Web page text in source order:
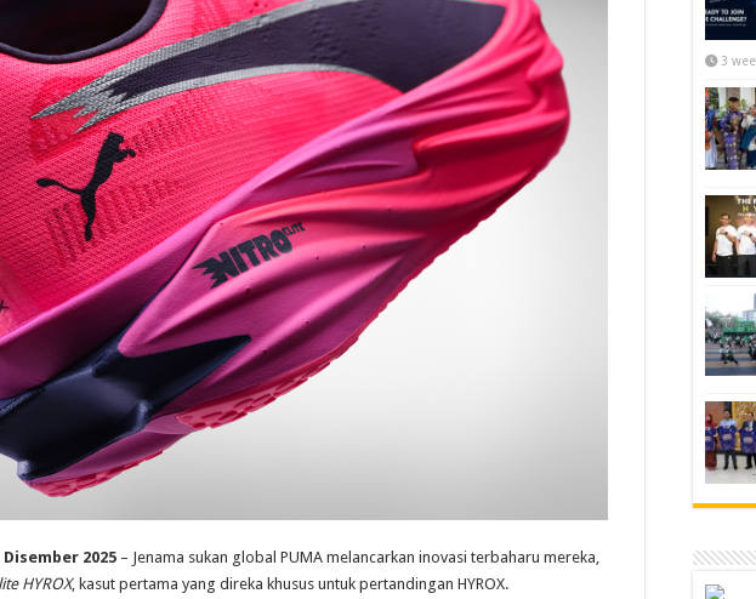
2025 – Jenama sukan global PUMA melancarkan inovasi terbaharu mereka,
HYROX, kasut pertama yang direka khusus untuk pertandingan HYROX.
3